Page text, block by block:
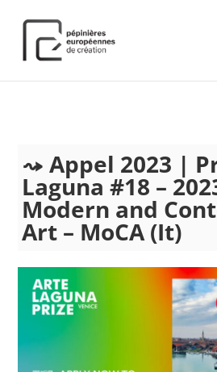
Appel 2023 |
Laguna #18 –
Modern and
Art – MoCA (It)